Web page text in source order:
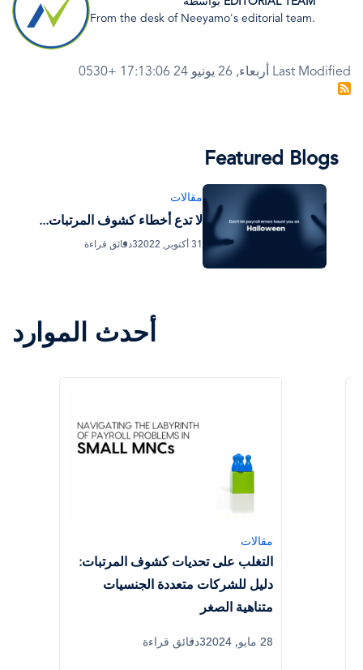
From the desk of Neeyamo's editorial team.
Last Modified أربعاء, 26 يونيو 24 17:13:06 +0530
Featured Blogs
مقالات
لا تدع أخطاء كشوف المرتبات...
31 أكتوبر, 2022 3دقائق قراءة
أحدث الموارد
مقالات
التغلب على تحديات كشوف المرتبات:
دليل للشركات متعددة الجنسيات
متناهية الصغر
28 مايو, 2024 3دقائق قراءة